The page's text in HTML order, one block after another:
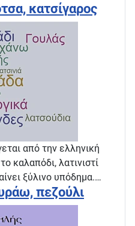
κατσίγαρος
από την ελληνική
καλαπόδι, λατινιστί
ξύλινο υπόδημα.…
πεζούλι